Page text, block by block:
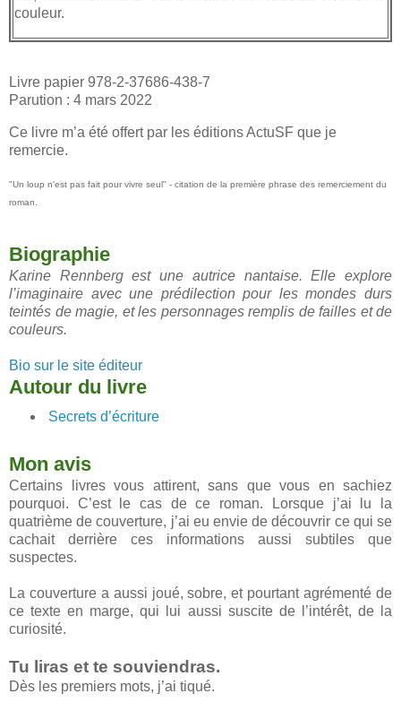
couleur.
Livre papier 978-2-37686-438-7
Parution : 4 mars 2022
Ce livre m’a été offert par les éditions ActuSF que je
remercie.
"Un loup n'est pas fait pour vivre seul" - citation de la première phrase des remerciement du
roman.
Biographie
Karine Rennberg est une autrice nantaise. Elle explore
l’imaginaire avec une prédilection pour les mondes durs
teintés de magie, et les personnages remplis de failles et de
couleurs.
Bio sur le site éditeur
Autour du livre
Secrets d’écriture
Mon avis
Certains livres vous attirent, sans que vous en sachiez
pourquoi. C’est le cas de ce roman. Lorsque j’ai lu la
quatrième de couverture, j’ai eu envie de découvrir ce qui se
cachait derrière ces informations aussi subtiles que
suspectes.
La couverture a aussi joué, sobre, et pourtant agrémenté de
ce texte en marge, qui lui aussi suscite de l’intérêt, de la
curiosité.
Tu liras et te souviendras.
Dès les premiers mots, j’ai tiqué.